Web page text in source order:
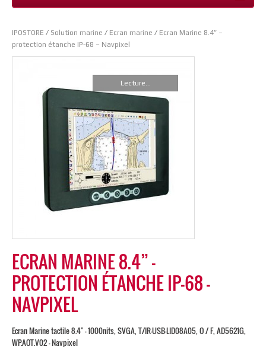
IPOSTORE / Solution marine / Ecran marine / Ecran Marine 8.4” –
protection étanche IP-68 – Navpixel
Lecture...
ECRAN MARINE 8.4” –
PROTECTION ÉTANCHE IP-68 –
NAVPIXEL
Ecran Marine tactile 8.4'' - 1000nits, SVGA, T/IR-USB-LID08A05, O / F, AD5621G,
WP.AOT.V02 - Navpixel